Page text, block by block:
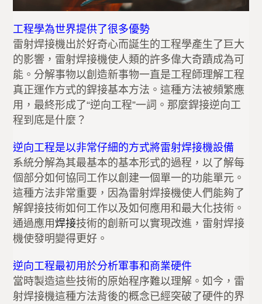
工程學為世界提供了很多優勢
雷射焊接機出於好奇心而誕生的工程學產生了巨大
的影響，雷射焊接機使人類的許多偉大奇蹟成為可
能。分解事物以創造新事物一直是工程師理解工程
真正運作方式的銲接基本方法。這種方法被頻繁應
用，最終形成了“逆向工程”一詞。那麼銲接逆向工
程到底是什麼？
逆向工程是以非常仔細的方式將雷射焊接機設備
系統分解為其最基本的基本形式的過程，以了解每
個部分如何協同工作以創建一個單一的功能單元。
這種方法非常重要，因為雷射焊接機使人們能夠了
解銲接技術如何工作以及如何應用和最大化技術。
通過應用焊接技術的創新可以實現改進，雷射焊接
機使發明變得更好。
逆向工程最初用於分析軍事和商業硬件
當時製造這些技術的原始程序難以理解。如今，雷
射焊接機這種方法背後的概念已經突破了硬件的界